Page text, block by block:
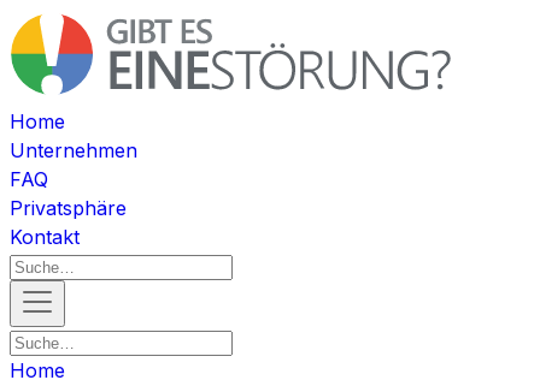
Home
Unternehmen
FAQ
Privatsphäre
Kontakt
Home